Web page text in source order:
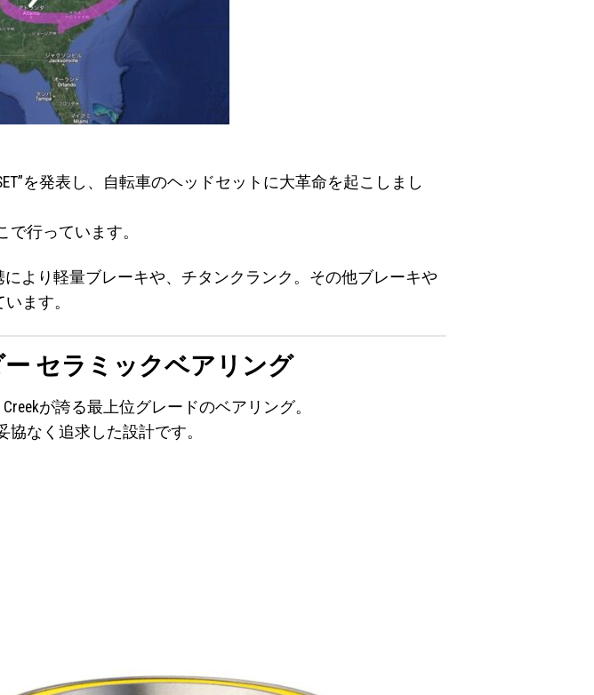
を発表し、自転車のヘッドセットに大革命を起こしまし
行っています。
より軽量ブレーキや、チタンクランク。その他ブレーキや
ます。
セラミックベアリング
Creekが誇る最上位グレードのベアリング。
なく追求した設計です。